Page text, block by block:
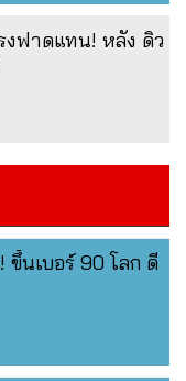
งฟาดแทน! หลัง ดิว
ขึ้นเบอร์ 90 โลก ดี